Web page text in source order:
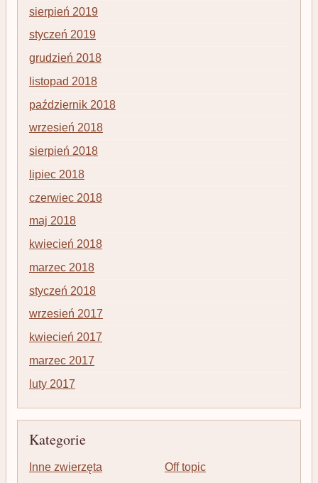
sierpień 2019
styczeń 2019
grudzień 2018
listopad 2018
październik 2018
wrzesień 2018
sierpień 2018
lipiec 2018
czerwiec 2018
maj 2018
kwiecień 2018
marzec 2018
styczeń 2018
wrzesień 2017
kwiecień 2017
marzec 2017
luty 2017
Kategorie
Inne zwierzęta
Off topic